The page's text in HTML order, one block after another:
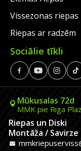
Vissezonas riepas
Riepas ar radzēm
Sociālie tīkli
Mūkusalas 72d
MMK pie Riga
Riepas un Diski
Montāža / Savirze